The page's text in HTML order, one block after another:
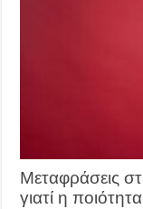
Μεταφράσεις
γιατί η